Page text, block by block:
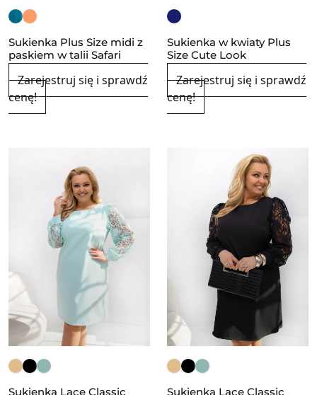
Sukienka Plus Size midi z
paskiem w talii Safari
Zarejestruj się i sprawdź
cenę!
Sukienka w kwiaty Plus
Size Cute Look
Zarejestruj się i sprawdź
cenę!
Sukienka Lace Classic Sukienka Lace Classic